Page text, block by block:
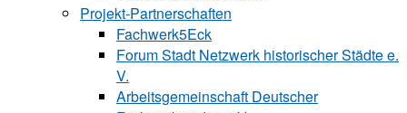
Projekt-Partnerschaften
Fachwerk5Eck
Forum Stadt Netzwerk historischer Städte e.
V.
Arbeitsgemeinschaft Deutscher